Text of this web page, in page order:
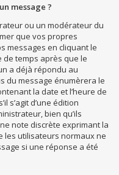
message ?
ou un modérateur du
que vos propres
messages en cliquant le
temps après que le
a déjà répondu au
du message énumèrera le
la date et l’heure de
s’agit d’une édition
bien qu’ils
note discrète exprimant la
les utilisateurs normaux ne
si une réponse a été